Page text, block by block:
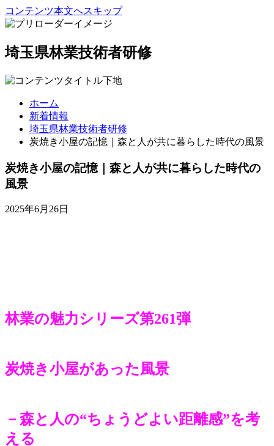
コンテンツ本文へスキップ
埼玉県林業技術者研修
ホーム
新着情報
埼玉県林業技術者研修
炭焼き小屋の記憶｜森と人が共に暮らした時代の風景
炭焼き小屋の記憶｜森と人が共に暮らした時代の
風景
2025年6月26日
林業の魅力シリーズ第261弾
炭焼き小屋があった風景
－森と人の“ちょうどよい距離感”を考
える